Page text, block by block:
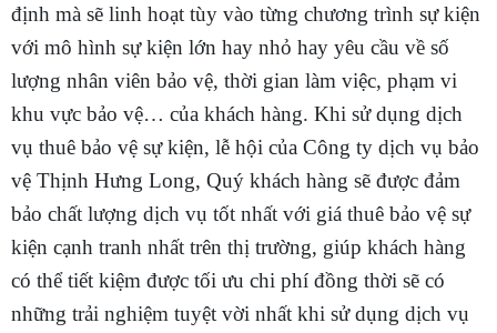
định mà sẽ linh hoạt tùy vào từng chương trình sự kiện
với mô hình sự kiện lớn hay nhỏ hay yêu cầu về số
lượng nhân viên bảo vệ, thời gian làm việc, phạm vi
khu vực bảo vệ… của khách hàng. Khi sử dụng dịch
vụ thuê bảo vệ sự kiện, lễ hội của Công ty dịch vụ bảo
vệ Thịnh Hưng Long, Quý khách hàng sẽ được đảm
bảo chất lượng dịch vụ tốt nhất với giá thuê bảo vệ sự
kiện cạnh tranh nhất trên thị trường, giúp khách hàng
có thể tiết kiệm được tối ưu chi phí đồng thời sẽ có
những trải nghiệm tuyệt vời nhất khi sử dụng dịch vụ